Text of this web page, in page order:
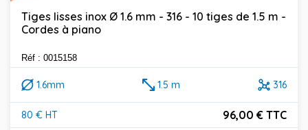
Tiges lisses inox Ø 1.6 mm - 316 - 10 tiges de 1.5 m -
Cordes à piano
Réf : 0015158
1.6mm 1.5 m 316
80 € HT
Prix
96,00 € TTC